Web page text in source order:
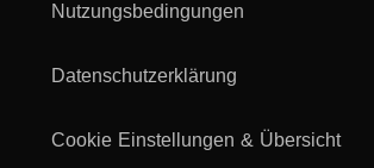
Nutzungsbedingungen
Datenschutzerklärung
Cookie Einstellungen & Übersicht